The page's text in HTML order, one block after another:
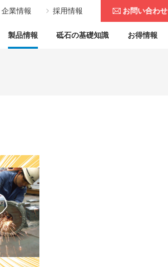
企業情報 採用情報 お問い合わせ
製品情報 砥石の基礎知識 お得情報